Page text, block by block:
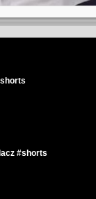
#shorts